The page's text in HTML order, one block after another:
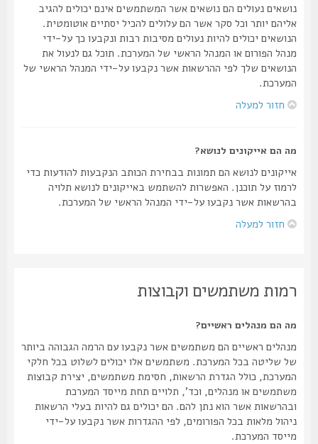
נושאים נעולים הם נושאים אשר המשתמשים אינם יכולים להגיב
אליהם יותר וכל סקר אשר הם עלולים להכיל יסתיים אוטומטית.
הנושאים יכולים להיות נעולים מסיבות רבות ונקבעו כך על-ידי
מנהל הפורום או המנהל הראשי של המערכת. תוכל גם לנעול את
הנושאים שלך לפי ההרשאות אשר נקבעו על-ידי המנהל הראשי של
המערכת.
חזור למעלה
מה הם אייקונים לנושא?
אייקונים לנושא הם תמונות בבחירת הכותב הנקבעות להודעות כדי
לרמוז על תוכנן. האפשרות להשתמש באייקונים לנושא תלויה
בהרשאות אשר נקבעו על-ידי המנהל הראשי של המערכת.
חזור למעלה
רמות משתמשים וקבוצות
מה הם מנהלים ראשיים?
מנהלים ראשיים הם משתמשים אשר נקבעו עם הרמה הגבוהה ביותר
של שליטה בכל המערכת. משתמשים אלו יכולים לשלוט בכל חלקי
המערכת, כולל הגדרת הרשאות, חסימת משתמשים, יצירת קבוצות
משתמשים או מנהלים, וכד', תלויים תחת מייסד המערכת
ובהרשאות אשר הוא נתן להם. הם יכולים גם להיות בעלי הרשאות
ניהול מלאות בכל הפורומים, לפי ההגדרות אשר נקבעו על-ידי
מייסד המערכת.